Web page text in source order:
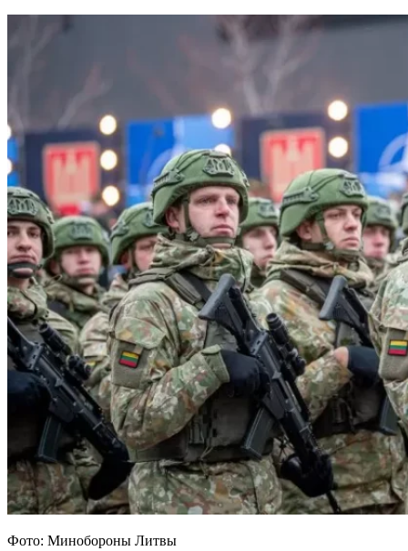
Фото: Минобороны Литвы